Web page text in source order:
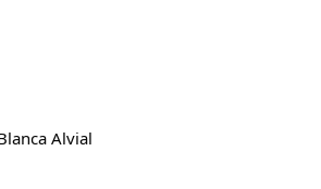
Alvial